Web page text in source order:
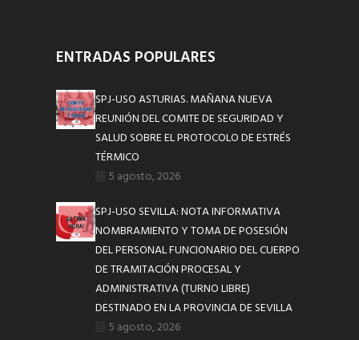
ENTRADAS POPULARES
SPJ-USO ASTURIAS. MAÑANA NUEVA
REUNIÓN DEL COMITE DE SEGURIDAD Y
SALUD SOBRE EL PROTOCOLO DE ESTRÉS
TÉRMICO
5 agosto, 2026
SPJ-USO SEVILLA: NOTA INFORMATIVA
NOMBRAMIENTO Y TOMA DE POSESIÓN
DEL PERSONAL FUNCIONARIO DEL CUERPO
DE TRAMITACIÓN PROCESAL Y
ADMINISTRATIVA (TURNO LIBRE)
DESTINADO EN LA PROVINCIA DE SEVILLA
5 agosto, 2026